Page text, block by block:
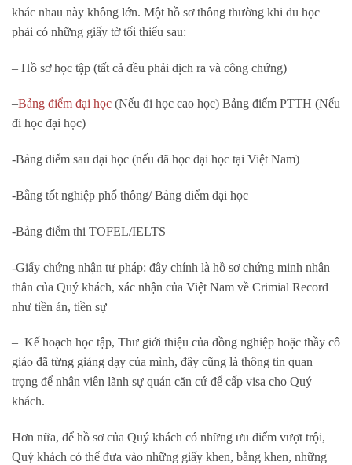
khác nhau này không lớn. Một hồ sơ thông thường khi du học
phải có những giấy tờ tối thiểu sau:
– Hồ sơ học tập (tất cả đều phải dịch ra và công chứng)
–Bảng điểm đại học (Nếu đi học cao học) Bảng điểm PTTH (Nếu
đi học đại học)
-Bảng điểm sau đại học (nếu đã học đại học tại Việt Nam)
-Bằng tốt nghiệp phổ thông/ Bảng điểm đại học
-Bảng điểm thi TOFEL/IELTS
-Giấy chứng nhận tư pháp: đây chính là hồ sơ chứng minh nhân
thân của Quý khách, xác nhận của Việt Nam về Crimial Record
như tiền án, tiền sự
– Kế hoạch học tập, Thư giới thiệu của đồng nghiệp hoặc thầy cô
giáo đã từng giảng dạy của mình, đây cũng là thông tin quan
trọng để nhân viên lãnh sự quán căn cứ để cấp visa cho Quý
khách.
Hơn nữa, để hồ sơ của Quý khách có những ưu điểm vượt trội,
Quý khách có thể đưa vào những giấy khen, bằng khen, những